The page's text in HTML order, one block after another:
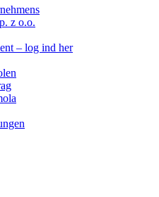
z o.o.
– log ind her